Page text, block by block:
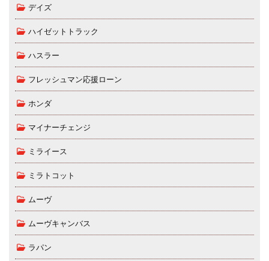
デイズ
ハイゼットトラック
ハスラー
フレッシュマン応援ローン
ホンダ
マイナーチェンジ
ミライース
ミラトコット
ムーヴ
ムーヴキャンバス
ラパン